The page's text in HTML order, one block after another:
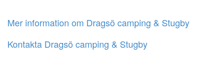
Mer information om Dragsö camping & Stugby
Kontakta Dragsö camping & Stugby